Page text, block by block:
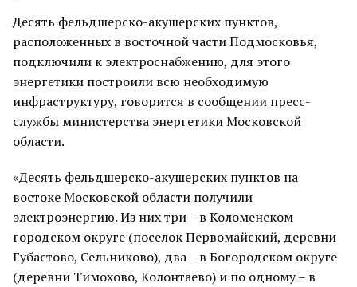
Десять фельдшерско-акушерских пунктов,
расположенных в восточной части Подмосковья,
подключили к электроснабжению, для этого
энергетики построили всю необходимую
инфраструктуру, говорится в сообщении пресс-
службы министерства энергетики Московской
области.
«Десять фельдшерско-акушерских пунктов на
востоке Московской области получили
электроэнергию. Из них три – в Коломенском
городском округе (поселок Первомайский, деревни
Губастово, Сельниково), два – в Богородском округе
(деревни Тимохово, Колонтаево) и по одному – в